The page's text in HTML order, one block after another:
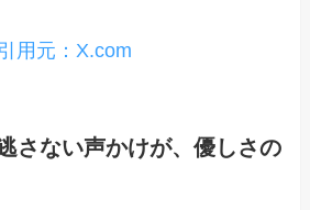
用元：X.com
さない声かけが、優しさの